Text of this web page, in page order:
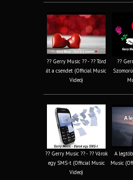
?? Gerry Music ?? - ?? Törd
át a csendet (Official Music
Video)
??
?? Gerry Music ?? - ?? Várok
egy SMS-t (Official Music
Video)
A
Music